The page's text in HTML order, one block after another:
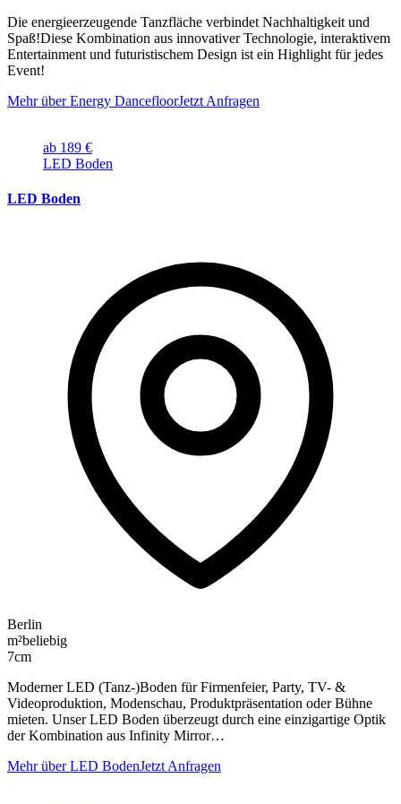
Die energieerzeugende Tanzfläche verbindet Nachhaltigkeit und
Spaß!Diese Kombination aus innovativer Technologie, interaktivem
Entertainment und futuristischem Design ist ein Highlight für jedes
Event!
Mehr über Energy DancefloorJetzt Anfragen
ab 189 €
LED Boden
LED Boden
Berlin
m²beliebig
7cm
Moderner LED (Tanz-)Boden für Firmenfeier, Party, TV- &
Videoproduktion, Modenschau, Produktpräsentation oder Bühne
mieten. Unser LED Boden überzeugt durch eine einzigartige Optik
der Kombination aus Infinity Mirror…
Mehr über LED BodenJetzt Anfragen